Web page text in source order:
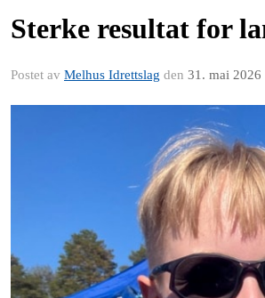
Sterke resultat for
Postet av Melhus Idrettslag den 31. mai 2026